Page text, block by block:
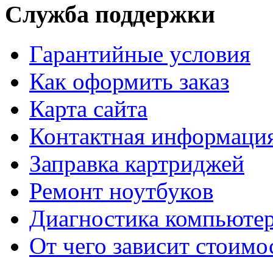
Служба поддержки
Гарантийные условия
Как оформить заказ
Карта сайта
Контактная
Заправка картриджей
Ремонт ноутбуков
Диагностика
От чего зависит